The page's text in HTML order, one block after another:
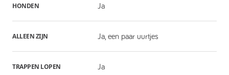
HONDEN Ja
ALLEEN ZIJN Ja, een paar uurtjes
TRAPPEN LOPEN Ja